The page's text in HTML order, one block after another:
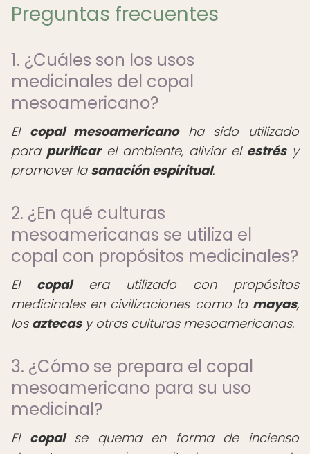
Preguntas frecuentes
1. ¿Cuáles son los usos
medicinales del copal
mesoamericano?
El copal mesoamericanoha sido utilizado
para purificarel ambiente, aliviar el estrésy
promover la sanación espiritual.
2. ¿En qué culturas
mesoamericanas se utiliza el
copal con propósitos medicinales?
El copalera utilizado con propósitos
medicinales en civilizaciones como la mayas,
los aztecasy otras culturas mesoamericanas.
3. ¿Cómo se prepara el copal
mesoamericano para su uso
medicinal?
El copalse quema en forma de incienso